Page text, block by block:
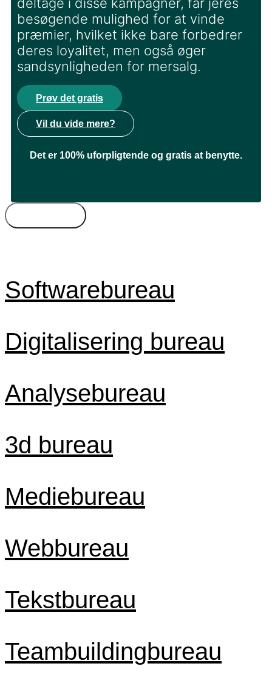
besøgende mulighed for at vinde
præmier, hvilket ikke bare forbedrer
deres loyalitet, men også øger
sandsynligheden for mersalg.
Prøv det gratis
Vil du vide mere?
Det er 100% uforpligtende og gratis at benytte.
Softwarebureau
Digitalisering bureau
Analysebureau
3d bureau
Mediebureau
Webbureau
Tekstbureau
Teambuildingbureau